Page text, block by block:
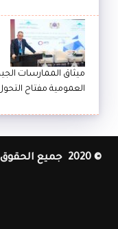
ميثاق الممارسات
العمومية مفتاح
© 2020 جميع الحقوق محفوظة. الخبرية 24